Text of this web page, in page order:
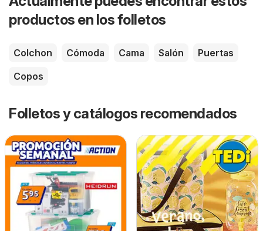
productos en los folletos
Colchon Cómoda Cama Salón
Puertas
Copos
Folletos y catálogos recomendados